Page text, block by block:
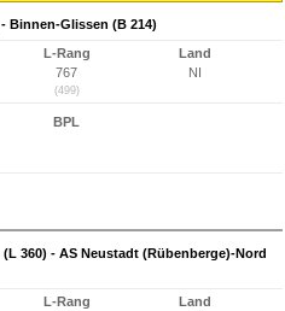
Binnen-Glissen (B 214)
L-Rang
767
(499)
Land
NI
BPL
360) - AS Neustadt (Rübenberge)-Nord
L-Rang
Land